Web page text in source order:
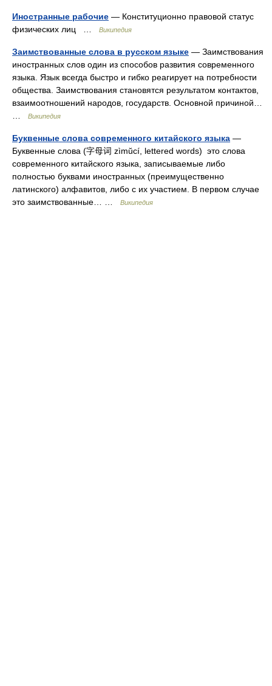
Иностранные рабочие — Конституционно правовой статус
физических лиц …
Википедия
Заимствованные слова в русском языке — Заимствования
иностранных слов один из способов развития современного
языка. Язык всегда быстро и гибко реагирует на потребности
общества. Заимствования становятся результатом контактов,
взаимоотношений народов, государств. Основной причиной…
Википедия
Буквенные слова современного китайского языка —
Буквенные слова (字母词 zìmŭcí, lettered words) это слова
современного китайского языка, записываемые либо
полностью буквами иностранных (преимущественно
латинского) алфавитов, либо с их участием. В первом случае
это заимствованные… …
Википедия